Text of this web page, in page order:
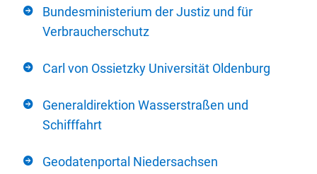
Bundesministerium der Justiz und für
Verbraucherschutz
Carl von Ossietzky Universität Oldenburg
Generaldirektion Wasserstraßen und
Schifffahrt
Geodatenportal Niedersachsen